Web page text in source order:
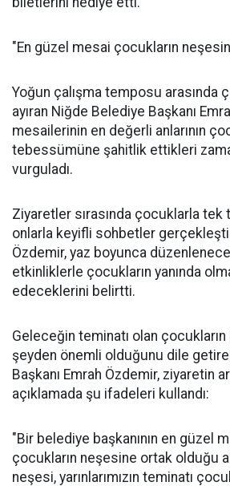
"En güzel mesai çocukların
Yoğun çalışma temposu arasında
ayıran Niğde Belediye Başkanı
mesailerinin en değerli anlarının
tebessümüne şahitlik ettikleri
vurguladı.
Ziyaretler sırasında çocuklarla tek
onlarla keyifli sohbetler
Özdemir, yaz boyunca
etkinliklerle çocukların yanında
edeceklerini belirtti.
Geleceğin teminatı olan
şeyden önemli olduğunu dile
Başkanı Emrah Özdemir, ziyaretin
açıklamada şu ifadeleri kullandı:
"Bir belediye başkanının en güzel
çocukların neşesine ortak olduğu
neşesi, yarınlarımızın teminatı